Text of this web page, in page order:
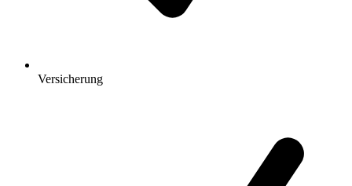
Versicherung